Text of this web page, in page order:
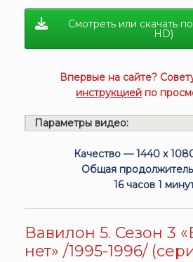
Смотреть или скачать
HD)
Впервые на сайте?
инструкцией по
Параметры видео:
Качество — 1440 x
Общая
16 часов 1
Вавилон 5. Сезон 3
нет» /1995-1996/